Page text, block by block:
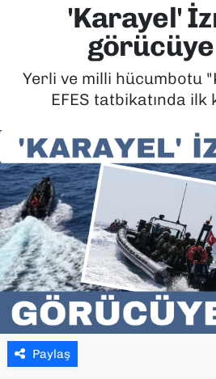
'Karayel'
görücüye
Yerli ve milli hücumbotu
EFES tatbikatında ilk
Paylaş
EKONOMİ
KÜLTÜR SANAT
POLİTİKA
SAĞLIK
SPOR
TEKNOLOJİ
YAŞAM
YEREL YÖNETİMLER
Tüm Manşetler
Son Dakika Haberleri